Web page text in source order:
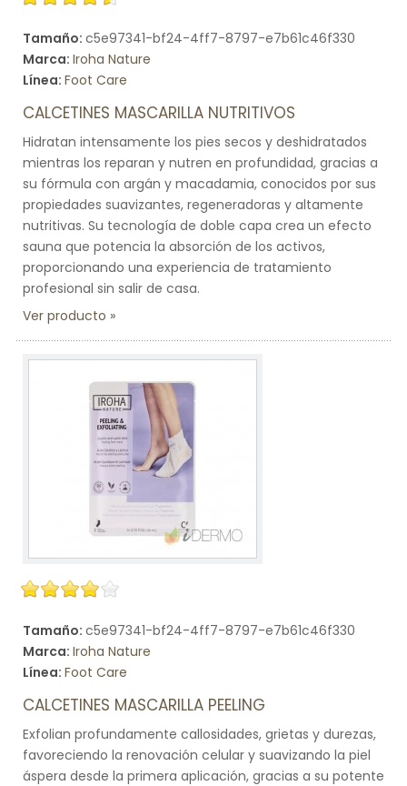
Tamaño: c5e97341-bf24-4ff7-8797-e7b61c46f330
Marca: Iroha Nature
Línea: Foot Care
CALCETINES MASCARILLA NUTRITIVOS
Hidratan intensamente los pies secos y deshidratados
mientras los reparan y nutren en profundidad, gracias a
su fórmula con argán y macadamia, conocidos por sus
propiedades suavizantes, regeneradoras y altamente
nutritivas. Su tecnología de doble capa crea un efecto
sauna que potencia la absorción de los activos,
proporcionando una experiencia de tratamiento
profesional sin salir de casa.
Ver producto
Tamaño: c5e97341-bf24-4ff7-8797-e7b61c46f330
Marca: Iroha Nature
Línea: Foot Care
CALCETINES MASCARILLA PEELING
Exfolian profundamente callosidades, grietas y durezas,
favoreciendo la renovación celular y suavizando la piel
áspera desde la primera aplicación, gracias a su potente